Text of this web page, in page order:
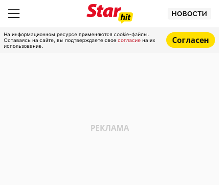
НОВОСТИ
На информационном ресурсе применяются cookie-файлы.
Оставаясь на сайте, вы подтверждаете свое согласие на их
использование.
Согласен